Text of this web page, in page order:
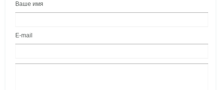
Ваше имя
E-mail